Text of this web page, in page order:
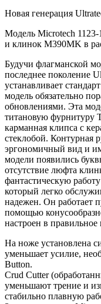
Новая генерация
Модель Microtech 1123-
и клинок M390MK в
Будучи флагманской
последнее поколение
устанавливает
модель обязательно
обновлениями. Эта
титановую фурнитуру
карманная клипса с
стеклобой. Контурная
эргономичный вид и
модели появились
отсутствие люфта
фантастическую
который легко
надежен. Он работает
помощью
настроен в
На ноже установлена
уменьшает усилие,
Button.
Crud Cutter
уменьшают трение и
стабильно плавную